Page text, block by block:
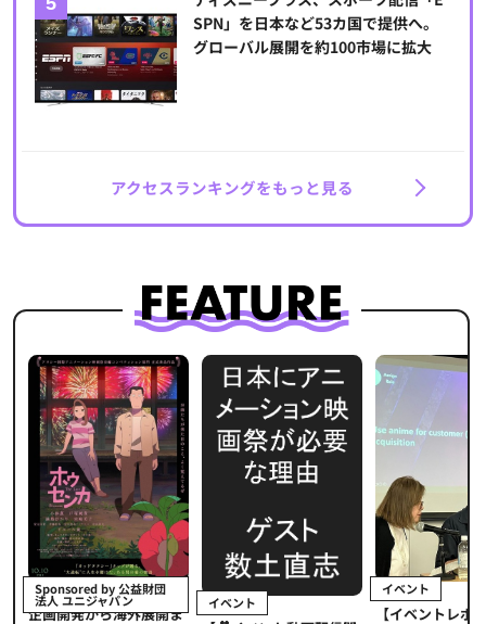
SPN」を日本など53カ国で提供へ。
グローバル展開を約100市場に拡大
アクセスランキングをもっと見る
Sponsored by 公益財団
法人 ユニジャパン
企画開発から海外展開ま
イベント
イベント
【イベントレポ